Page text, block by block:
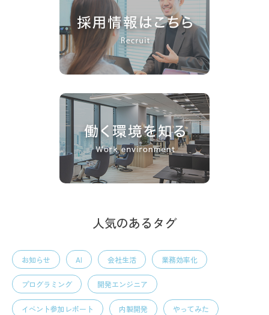
人気のあるタグ
お知らせ AI 会社生活 業務効率化
プログラミング 開発エンジニア
イベント参加レポート 内製開発 やってみた